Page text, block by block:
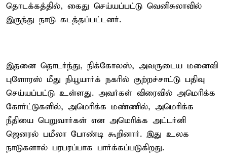
தொடக்கத்தில், கைது செய்யப்பட்டு வெனிசுலாவில்
இருந்து நாடு கடத்தப்பட்டனர்.
இதனை தொடர்ந்து, நிக்கோலஸ், அவருடைய மனைவி
புளோரஸ் மீது நியூயார்க் நகரில் குற்றச்சாட்டு பதிவு
செய்யப்பட்டு உள்ளது. அவர்கள் விரைவில் அமெரிக்க
கோர்ட்டுகளில், அமெரிக்க மண்ணில், அமெரிக்க
நீதியை பெறுவார்கள் என அமெரிக்க அட்டர்னி
ஜெனரல் பமீலா போண்டி கூறினார். இது உலக
நாடுகளால் பரபரப்பாக பார்க்கப்படுகிறது.